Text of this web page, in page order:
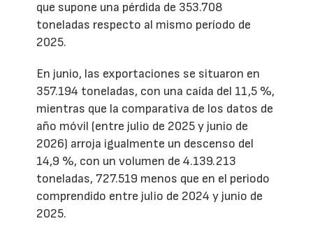
que supone una pérdida de 353.708
toneladas respecto al mismo período de
2025.
En junio, las exportaciones se situaron en
357.194 toneladas, con una caída del 11,5 %,
mientras que la comparativa de los datos de
año móvil (entre julio de 2025 y junio de
2026) arroja igualmente un descenso del
14,9 %, con un volumen de 4.139.213
toneladas, 727.519 menos que en el periodo
comprendido entre julio de 2024 y junio de
2025.